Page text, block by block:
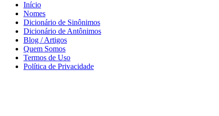
Início
Nomes
Dicionário de Sinônimos
Dicionário de Antônimos
Blog / Artigos
Quem Somos
Termos de Uso
Política de Privacidade